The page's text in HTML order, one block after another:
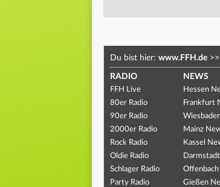
Du bist hier: www.FFH.de
RADIO
FFH Live
80er Radio
90er Radio
2000er Radio
Rock Radio
Oldie Radio
Schlager Radio
Party Radio
NEWS
Hessen
Frankfurt
Mainz
Kassel
Gießen